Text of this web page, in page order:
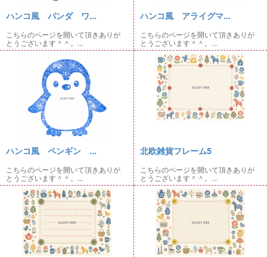
ハンコ風 パンダ ワ...
こちらのページを開いて頂きありが
とうございます＾＾。...
ハンコ風 アライグマ...
こちらのページを開いて頂きありが
とうございます＾＾。...
ハンコ風 ペンギン ...
こちらのページを開いて頂きありが
とうございます＾＾。...
北欧雑貨フレーム5
こちらのページを開いて頂きありが
とうございます＾＾。...